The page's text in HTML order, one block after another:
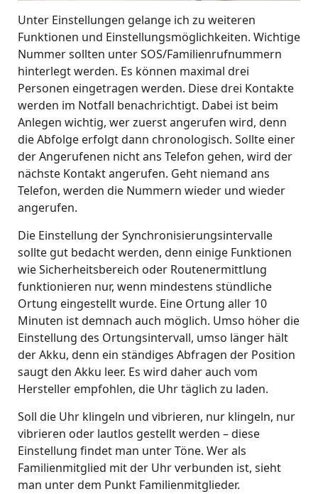
Unter Einstellungen gelange ich zu weiteren
Funktionen und Einstellungsmöglichkeiten. Wichtige
Nummer sollten unter SOS/Familienrufnummern
hinterlegt werden. Es können maximal drei
Personen eingetragen werden. Diese drei Kontakte
werden im Notfall benachrichtigt. Dabei ist beim
Anlegen wichtig, wer zuerst angerufen wird, denn
die Abfolge erfolgt dann chronologisch. Sollte einer
der Angerufenen nicht ans Telefon gehen, wird der
nächste Kontakt angerufen. Geht niemand ans
Telefon, werden die Nummern wieder und wieder
angerufen.
Die Einstellung der Synchronisierungsintervalle
sollte gut bedacht werden, denn einige Funktionen
wie Sicherheitsbereich oder Routenermittlung
funktionieren nur, wenn mindestens stündliche
Ortung eingestellt wurde. Eine Ortung aller 10
Minuten ist demnach auch möglich. Umso höher die
Einstellung des Ortungsintervall, umso länger hält
der Akku, denn ein ständiges Abfragen der Position
saugt den Akku leer. Es wird daher auch vom
Hersteller empfohlen, die Uhr täglich zu laden.
Soll die Uhr klingeln und vibrieren, nur klingeln, nur
vibrieren oder lautlos gestellt werden – diese
Einstellung findet man unter Töne. Wer als
Familienmitglied mit der Uhr verbunden ist, sieht
man unter dem Punkt Familienmitglieder.